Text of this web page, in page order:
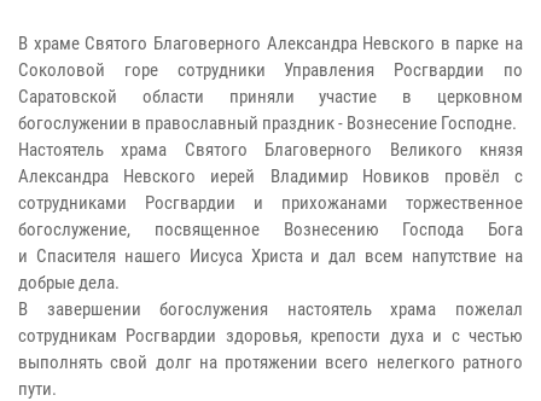
В храме Святого Благоверного Александра Невского в парке на
Соколовой горе сотрудники Управления Росгвардии по
Саратовской области приняли участие в церковном
богослужении в православный праздник - Вознесение Господне.
Настоятель храма Святого Благоверного Великого князя
Александра Невского иерей Владимир Новиков провёл с
сотрудниками Росгвардии и прихожанами торжественное
богослужение, посвященное Вознесению Господа Бога
и Спасителя нашего Иисуса Христа и дал всем напутствие на
добрые дела.
В завершении богослужения настоятель храма пожелал
сотрудникам Росгвардии здоровья, крепости духа и с честью
выполнять свой долг на протяжении всего нелегкого ратного
пути.